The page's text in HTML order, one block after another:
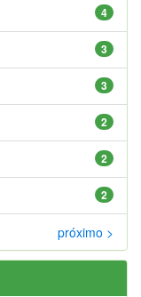
4
3
3
2
2
2
próximo >